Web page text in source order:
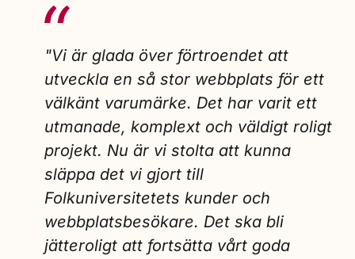
"Vi är glada över förtroendet att
utveckla en så stor webbplats för ett
välkänt varumärke. Det har varit ett
utmanade, komplext och väldigt roligt
projekt. Nu är vi stolta att kunna
släppa det vi gjort till
Folkuniversitetets kunder och
webbplatsbesökare. Det ska bli
jätteroligt att fortsätta vårt goda